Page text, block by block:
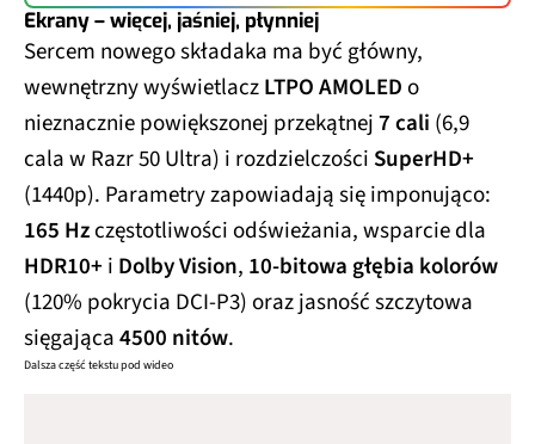
Ekrany – więcej, jaśniej, płynniej
Sercem nowego składaka ma być główny,
wewnętrzny wyświetlaczLTPO AMOLEDo
nieznacznie powiększonej przekątnej7 cali (6,9
cala w Razr 50 Ultra) i rozdzielczości SuperHD+
(1440p). Parametry zapowiadają się imponująco:
165 Hzczęstotliwości odświeżania, wsparcie dla
HDR10+i Dolby Vision, 10-bitowa głębia kolorów
(120% pokrycia DCI-P3) oraz jasność szczytowa
sięgająca4500 nitów.
Dalsza część tekstu pod wideo